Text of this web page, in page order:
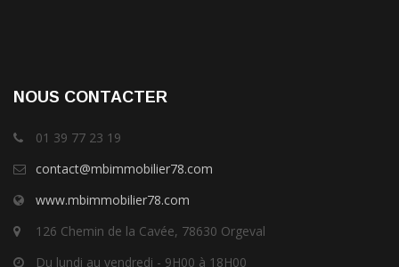
NOUS CONTACTER
01 39 77 23 19
contact@mbimmobilier78.com
www.mbimmobilier78.com
126 Chemin de la Cavée, 78630 Orgeval
Du lundi au vendredi - 9H00 à 18H00